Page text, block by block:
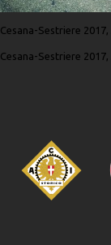
Cesana-Sestriere
Cesana-Sestriere